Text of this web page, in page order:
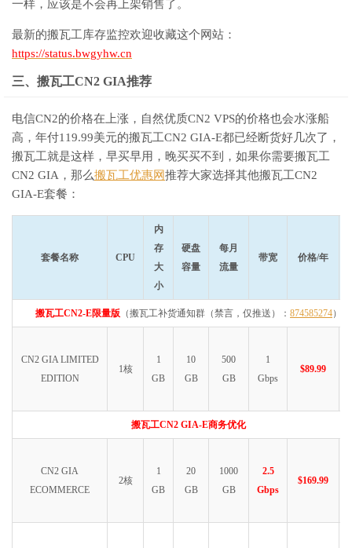
一样，应该是不会再上架销售了。
最新的搬瓦工库存监控欢迎收藏这个网站：
https://status.bwgyhw.cn
三、搬瓦工CN2 GIA推荐
电信CN2的价格在上涨，自然优质CN2 VPS的价格也会水涨船
高，年付119.99美元的搬瓦工CN2 GIA-E都已经断货好几次了，
搬瓦工就是这样，早买早用，晚买买不到，如果你需要搬瓦工
CN2 GIA，那么搬瓦工优惠网推荐大家选择其他搬瓦工CN2
GIA-E套餐：
套餐名称 CPU
内
存
大
小
硬盘
容量
每月
流量
带宽 价格/年
搬瓦工CN2-E限量版 （搬瓦工补货通知群（禁言，仅推送）： 874585274）
CN2 GIA LIMITED
EDITION
1核
1
GB
10
GB
500
GB
1
Gbps
$89.99
搬瓦工CN2 GIA-E商务优化
CN2 GIA
ECOMMERCE
2核
1
GB
20
GB
1000
GB
2.5
Gbps
$169.99